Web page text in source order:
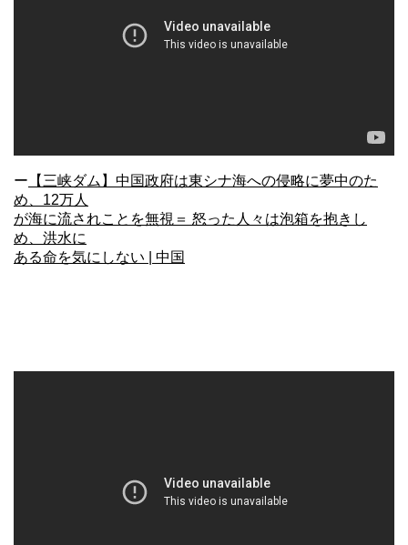
ー 【三峡ダム】中国政府は東シナ海への侵略に夢中のた
め、12万人
が海に流されことを無視＝ 怒った人々は泡箱を抱きし
め、洪水に
ある命を気にしない | 中国